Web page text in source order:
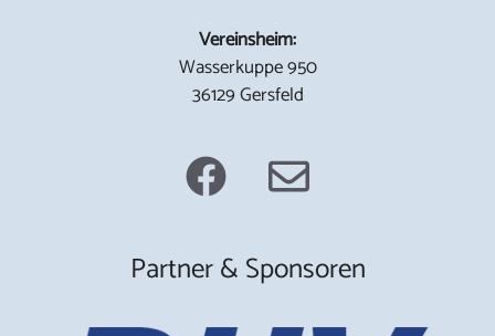
Vereinsheim:
Wasserkuppe 950
36129 Gersfeld
Partner & Sponsoren